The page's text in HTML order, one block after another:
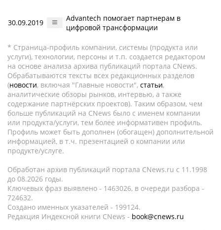
30.09.2019
Advantech помогает партнерам в
цифровой трансформации
* Страница-профиль компании, системы (продукта или
услуги), технологии, персоны и т.п. создается редактором
на основе анализа архива публикаций портала CNews.
Обрабатываются тексты всех редакционных разделов
(новости, включая "Главные новости", статьи,
аналитические обзоры рынков, интервью, а также
содержание партнёрских проектов). Таким образом, чем
больше публикаций на CNews было с именем компании
или продукта/услуги, тем более информативен профиль.
Профиль может быть дополнен (обогащен) дополнительной
информацией, в т.ч. презентацией о компании или
продукте/услуге.
Обработан архив публикаций портала CNews.ru c 11.1998
до 08.2026 годы.
Ключевых фраз выявлено - 1463026, в очереди разбора -
724632.
Создано именных указателей - 199124.
Редакция Индексной книги CNews - book@cnews.ru